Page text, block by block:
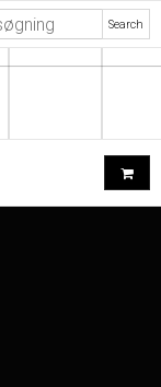
Search